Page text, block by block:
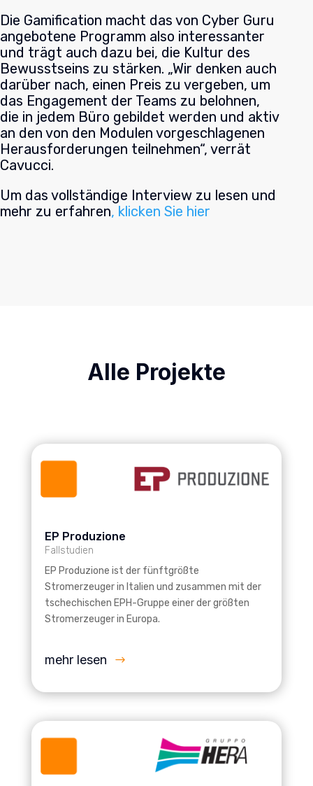
Die Gamification macht das von Cyber Guru
angebotene Programm also interessanter
und trägt auch dazu bei, die Kultur des
Bewusstseins zu stärken. „Wir denken auch
darüber nach, einen Preis zu vergeben, um
das Engagement der Teams zu belohnen,
die in jedem Büro gebildet werden und aktiv
an den von den Modulen vorgeschlagenen
Herausforderungen teilnehmen“, verrät
Cavucci.
Um das vollständige Interview zu lesen und
mehr zu erfahren, klicken Sie hier
Alle Projekte
EP Produzione
Fallstudien
EP Produzione ist der fünftgrößte
Stromerzeuger in Italien und zusammen mit der
tschechischen EPH-Gruppe einer der größten
Stromerzeuger in Europa.
mehr lesen